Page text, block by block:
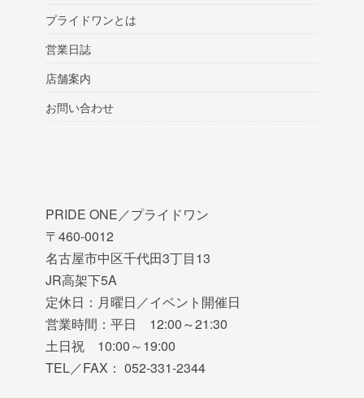
プライドワンとは
営業日誌
店舗案内
お問い合わせ
PRIDE ONE／プライドワン
〒460-0012
名古屋市中区千代田3丁目13
JR高架下5A
定休日：月曜日／イベント開催日
営業時間：平日 12:00～21:30
土日祝 10:00～19:00
TEL／FAX： 052-331-2344